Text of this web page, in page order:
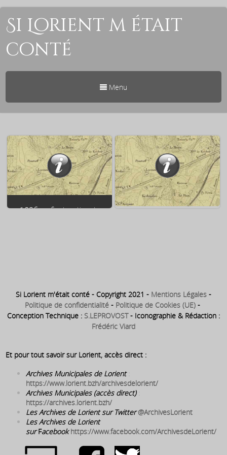
Si Lorient m était
conté
Menu
1936 ⇒ Contruction de
Si Lorient m'était conté - Copyright 2021 - Mentions Légales -
Politique de confidentialité - Politique de Cookies (UE) -
Conception Technique : S.LEPROVOST- Iconographie & Rédaction :
Frédéric Viard
Et pour tout savoir sur Lorient, accès direct :
Archives Municipales de Lorient
https://www.lorient.bzh/archivesdelorient/
Archives Municipales (accès direct):
https://archives.lorient.bzh/
Les Archives de Lorient sur Twitter @ArchivesLorient
Les Archives de Lorient
sur Facebook https://www.facebook.com/ArchivesdeLorient/